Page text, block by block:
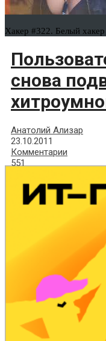
Хакер #322. Белый хакер
снова
Анатолий Ализар
23.10.2011
Комментарии
551